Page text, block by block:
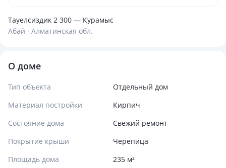
Тауелсиздик 2 300 — Курамыс
Абай · Алматинская обл.
О доме
Тип объекта
Отдельный дом
Материал постройки
Кирпич
Состояние дома
Свежий ремонт
Покрытие крыши
Черепица
Площадь дома
235 м²